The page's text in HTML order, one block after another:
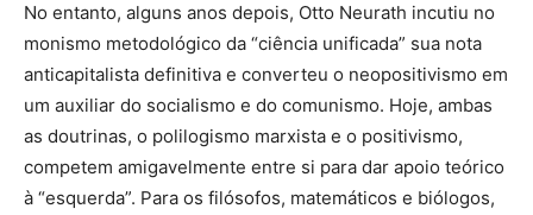
No entanto, alguns anos depois, Otto Neurath incutiu no
monismo metodológico da “ciência unificada” sua nota
anticapitalista definitiva e converteu o neopositivismo em
um auxiliar do socialismo e do comunismo. Hoje, ambas
as doutrinas, o polilogismo marxista e o positivismo,
competem amigavelmente entre si para dar apoio teórico
à “esquerda”. Para os filósofos, matemáticos e biólogos,